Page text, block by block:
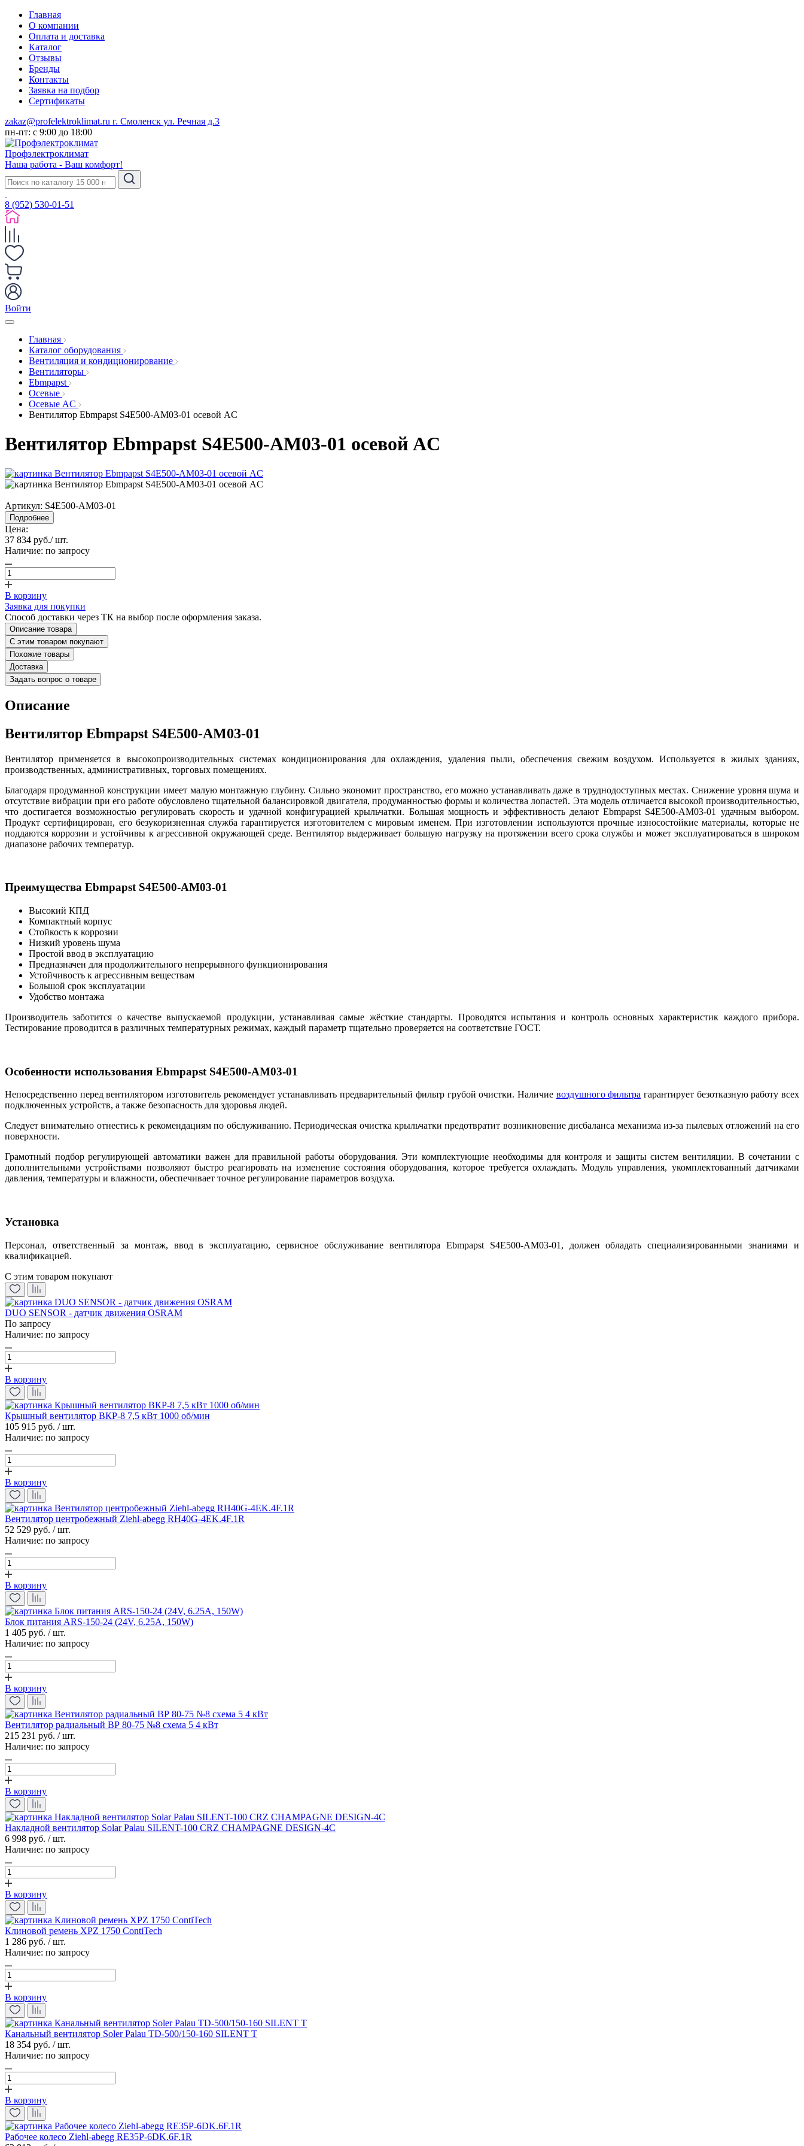
Главная
О компании
Оплата и доставка
Каталог
Отзывы
Бренды
Контакты
Заявка на подбор
Сертификаты
zakaz@profelektroklimat.ru г. Смоленск ул. Речная д.3
пн-пт: с 9:00 до 18:00
Профэлектроклимат
Наша работа - Ваш комфорт!
8 (952) 530-01-51
Войти
Главная
Каталог оборудования
Вентиляция и кондиционирование
Вентиляторы
Ebmpapst
Осевые
Осевые AC
Вентилятор Ebmpapst S4E500-AM03-01 осевой AC
Вентилятор Ebmpapst S4E500-AM03-01 осевой AC
Артикул: S4E500-AM03-01
Подробнее
Цена:
37 834 руб./ шт.
Наличие: по запросу
В корзину
Заявка для покупки
Способ доставки через ТК на выбор после оформления заказа.
Описание товара
С этим товаром покупают
Похожие товары
Доставка
Задать вопрос о товаре
Описание
Вентилятор Ebmpapst S4E500-AM03-01
Вентилятор применяется в высокопроизводительных системах кондиционирования для охлаждения, удаления пыли, обеспечения свежим воздухом. Используется в жилых зданиях,
производственных, административных, торговых помещениях.
Благодаря продуманной конструкции имеет малую монтажную глубину. Сильно экономит пространство, его можно устанавливать даже в труднодоступных местах. Снижение уровня шума и
отсутствие вибрации при его работе обусловлено тщательной балансировкой двигателя, продуманностью формы и количества лопастей. Эта модель отличается высокой производительностью,
что достигается возможностью регулировать скорость и удачной конфигурацией крыльчатки. Большая мощность и эффективность делают Ebmpapst S4E500-AM03-01 удачным выбором.
Продукт сертифицирован, его безукоризненная служба гарантируется изготовителем с мировым именем. При изготовлении используются прочные износостойкие материалы, которые не
поддаются коррозии и устойчивы к агрессивной окружающей среде. Вентилятор выдерживает большую нагрузку на протяжении всего срока службы и может эксплуатироваться в широком
диапазоне рабочих температур.
Преимущества Ebmpapst S4E500-AM03-01
Высокий КПД
Компактный корпус
Стойкость к коррозии
Низкий уровень шума
Простой ввод в эксплуатацию
Предназначен для продолжительного непрерывного функционирования
Устойчивость к агрессивным веществам
Большой срок эксплуатации
Удобство монтажа
Производитель заботится о качестве выпускаемой продукции, устанавливая самые жёсткие стандарты. Проводятся испытания и контроль основных характеристик каждого прибора.
Тестирование проводится в различных температурных режимах, каждый параметр тщательно проверяется на соответствие ГОСТ.
Особенности использования Ebmpapst S4E500-AM03-01
Непосредственно перед вентилятором изготовитель рекомендует устанавливать предварительный фильтр грубой очистки. Наличие воздушного фильтра гарантирует безотказную работу всех
подключенных устройств, а также безопасность для здоровья людей.
Следует внимательно отнестись к рекомендациям по обслуживанию. Периодическая очистка крыльчатки предотвратит возникновение дисбаланса механизма из-за пылевых отложений на его
поверхности.
Грамотный подбор регулирующей автоматики важен для правильной работы оборудования. Эти комплектующие необходимы для контроля и защиты систем вентиляции. В сочетании с
дополнительными устройствами позволяют быстро реагировать на изменение состояния оборудования, которое требуется охлаждать. Модуль управления, укомплектованный датчиками
давления, температуры и влажности, обеспечивает точное регулирование параметров воздуха.
Установка
Персонал, ответственный за монтаж, ввод в эксплуатацию, сервисное обслуживание вентилятора Ebmpapst S4E500-AM03-01, должен обладать специализированными знаниями и
квалификацией.
С этим товаром покупают
DUO SENSOR - датчик движения OSRAM
По запросу
Наличие: по запросу
В корзину
Крышный вентилятор ВКР-8 7,5 кВт 1000 об/мин
105 915 руб. / шт.
Наличие: по запросу
В корзину
Вентилятор центробежный Ziehl-abegg RH40G-4EK.4F.1R
52 529 руб. / шт.
Наличие: по запросу
В корзину
Блок питания ARS-150-24 (24V, 6.25A, 150W)
1 405 руб. / шт.
Наличие: по запросу
В корзину
Вентилятор радиальный ВР 80-75 №8 схема 5 4 кВт
215 231 руб. / шт.
Наличие: по запросу
В корзину
Накладной вентилятор Solar Palau SILENT-100 CRZ CHAMPAGNE DESIGN-4C
6 998 руб. / шт.
Наличие: по запросу
В корзину
Клиновой ремень XPZ 1750 ContiTech
1 286 руб. / шт.
Наличие: по запросу
В корзину
Канальный вентилятор Soler Palau TD-500/150-160 SILENT T
18 354 руб. / шт.
Наличие: по запросу
В корзину
Рабочее колесо Ziehl-abegg RE35P-6DK.6F.1R